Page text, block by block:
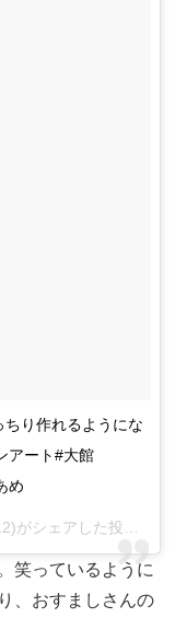
り作れるようにな
アート#大館
め
Junko Miuraさん(@miura.fujiwara.junko712)がシェアした投稿 –
笑っているように
、おすましさんの